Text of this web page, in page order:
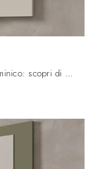
Complementi moderni e specchi in melaminico: scopri di più sul modello Sky di Maronese e potrai completare i tuoi spazi.